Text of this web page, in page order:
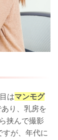
はマンモグ
り、乳房を
挟んで撮影
すが、年代に